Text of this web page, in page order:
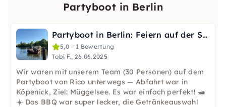
Partyboot in Berlin
Partyboot in Berlin: Feiern auf der Spree mit Musik & Bar
5,0 – 1 Bewertung
Tobi F., 26.06.2025
Wir waren mit unserem Team (30 Personen) auf dem
Partyboot von Rico unterwegs — Abfahrt war in
Köpenick, Ziel: Müggelsee. Es war einfach perfekt! 🛥️
☀️ Das BBQ war super lecker, die Getränkeauswahl